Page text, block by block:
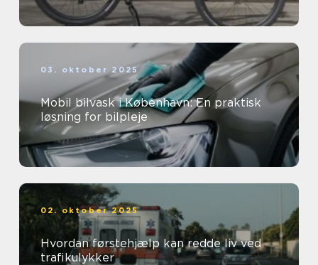
03. oktober 2025
Mobil bilvask i København: En praktisk
løsning for bilpleje
02. oktober 2025
Hvordan førstehjælp kan redde liv ved
trafikulykker